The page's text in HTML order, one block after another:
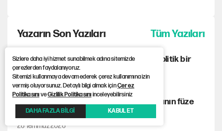
Yazarın Son Yazıları Tüm Yazıları
21. yüzyılda Kemalizm: Türkiye için jeopolitik bir
zorunluluk
2 Ağustos 2026
İran Savaşı gölgesinde ABD donanmasının füze
sorunu
26 Temmuz 2026
Sizlere daha iyi hizmet sunabilmek adına sitemizde
çerezlerden faydalanıyoruz.
Sitemizi kullanmaya devam ederek çerez kullanımına izin
vermiş oluyorsunuz. Detaylı bilgi almak içinÇerez
PolitikasınıveGizlilik Politikasınıinceleyebilirsiniz
DAHA FAZLA BİLGİ KABUL ET